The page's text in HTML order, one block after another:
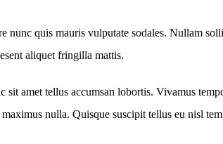
quis mauris vulputate sodales. Nullam
aliquet fringilla mattis.
amet tellus accumsan lobortis. Vivamus
nulla. Quisque suscipit tellus eu nisl